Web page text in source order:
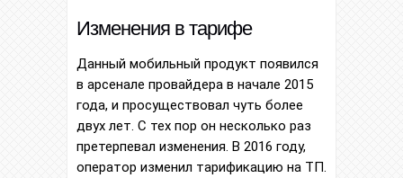
Изменения в тарифе
Данный мобильный продукт появился
в арсенале провайдера в начале 2015
года, и просуществовал чуть более
двух лет. С тех пор он несколько раз
претерпевал изменения. В 2016 году,
оператор изменил тарификацию на ТП.